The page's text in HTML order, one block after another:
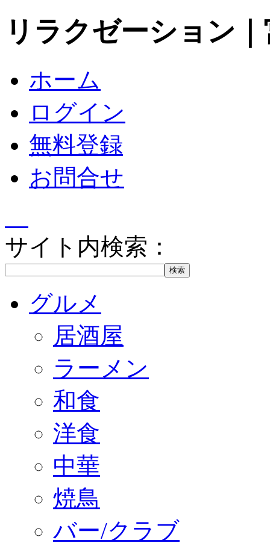
リラクゼーション
ホーム
ログイン
無料登録
お問合せ
サイト内検索：
グルメ
居酒屋
ラーメン
和食
洋食
中華
焼鳥
バー/クラブ